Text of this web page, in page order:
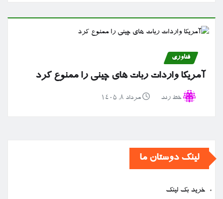
فناوری
آمریکا واردات ربات های چینی را ممنوع کرد
خط رند مرداد ۸, ۱۴۰۵
لینک دوستان ما
خرید بک لینک